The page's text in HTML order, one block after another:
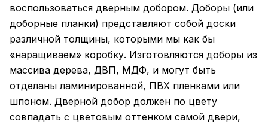
воспользоваться дверным добором. Доборы (или
доборные планки) представляют собой доски
различной толщины, которыми мы как бы
«наращиваем» коробку. Изготовляются доборы из
массива дерева, ДВП, МДФ, и могут быть
отделаны ламинированной, ПВХ пленками или
шпоном. Дверной добор должен по цвету
совпадать с цветовым оттенком самой двери,